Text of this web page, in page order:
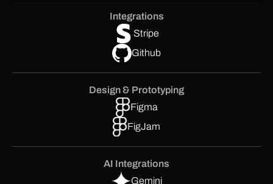
Integrations
Stripe
Github
Design & Prototyping
Figma
FigJam
AI Integrations
Gemini